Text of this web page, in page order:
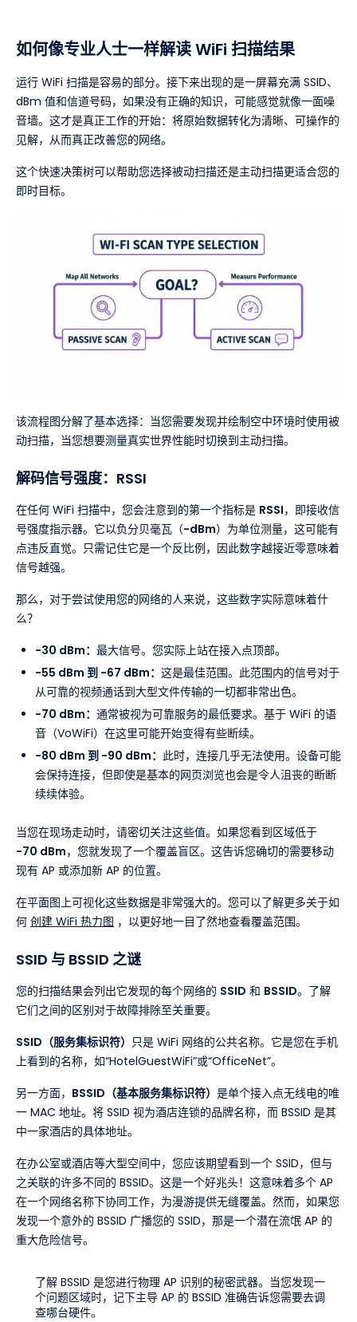
如何像专业人士一样解读 WiFi 扫描结果
运行 WiFi 扫描是容易的部分。接下来出现的是一屏幕充满 SSID、
dBm 值和信道号码，如果没有正确的知识，可能感觉就像一面噪
音墙。这才是真正工作的开始：将原始数据转化为清晰、可操作的
见解，从而真正改善您的网络。
这个快速决策树可以帮助您选择被动扫描还是主动扫描更适合您的
即时目标。
该流程图分解了基本选择：当您需要发现并绘制空中环境时使用被
动扫描，当您想要测量真实世界性能时切换到主动扫描。
解码信号强度：RSSI
在任何 WiFi 扫描中，您会注意到的第一个指标是 RSSI，即接收信
号强度指示器。它以负分贝毫瓦（-dBm）为单位测量，这可能有
点违反直觉。只需记住它是一个反比例，因此数字越接近零意味着
信号越强。
那么，对于尝试使用您的网络的人来说，这些数字实际意味着什
么？
-30 dBm： 最大信号。您实际上站在接入点顶部。
-55 dBm 到 -67 dBm： 这是最佳范围。此范围内的信号对于
从可靠的视频通话到大型文件传输的一切都非常出色。
-70 dBm： 通常被视为可靠服务的最低要求。基于 WiFi 的语
音（VoWiFi）在这里可能开始变得有些断续。
-80 dBm 到 -90 dBm： 此时，连接几乎无法使用。设备可能
会保持连接，但即使是基本的网页浏览也会是令人沮丧的断断
续续体验。
当您在现场走动时，请密切关注这些值。如果您看到区域低于
-70 dBm，您就发现了一个覆盖盲区。这告诉您确切的需要移动
现有 AP 或添加新 AP 的位置。
在平面图上可视化这些数据是非常强大的。您可以了解更多关于如
何 创建 WiFi 热力图 ，以更好地一目了然地查看覆盖范围。
SSID 与 BSSID 之谜
您的扫描结果会列出它发现的每个网络的 SSID 和 BSSID。了解
它们之间的区别对于故障排除至关重要。
SSID（服务集标识符） 只是 WiFi 网络的公共名称。它是您在手机
上看到的名称，如“HotelGuestWiFi”或“OfficeNet”。
另一方面， BSSID（基本服务集标识符） 是单个接入点无线电的唯
一 MAC 地址。将 SSID 视为酒店连锁的品牌名称，而 BSSID 是其
中一家酒店的具体地址。
在办公室或酒店等大型空间中，您应该期望看到一个 SSID，但与
之关联的许多不同的 BSSID。这是一个好兆头！这意味着多个 AP
在一个网络名称下协同工作，为漫游提供无缝覆盖。然而，如果您
发现一个意外的 BSSID 广播您的 SSID，那是一个潜在流氓 AP 的
重大危险信号。
了解 BSSID 是您进行物理 AP 识别的秘密武器。当您发现一
个问题区域时，记下主导 AP 的 BSSID 准确告诉您需要去调
查哪台硬件。